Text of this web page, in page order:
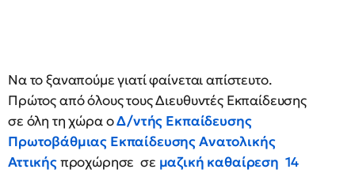
Να το ξαναπούμε γιατί φαίνεται απίστευτο.
Πρώτος από όλους τους Διευθυντές Εκπαίδευσης
σε όλη τη χώρα οΔ/ντής Εκπαίδευσης
Πρωτοβάθμιας Εκπαίδευσης Ανατολικής
Αττικήςπροχώρησε σε μαζική καθαίρεση 14